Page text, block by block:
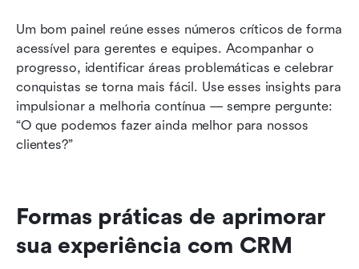
Um bom painel reúne esses números críticos de forma
acessível para gerentes e equipes. Acompanhar o
progresso, identificar áreas problemáticas e celebrar
conquistas se torna mais fácil. Use esses insights para
impulsionar a melhoria contínua — sempre pergunte:
“O que podemos fazer ainda melhor para nossos
clientes?”
Formas práticas de aprimorar
sua experiência com CRM